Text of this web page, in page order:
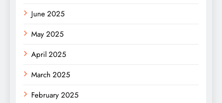
June 2025
May 2025
April 2025
March 2025
February 2025